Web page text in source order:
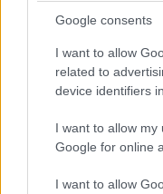
Google consents
I want to allow
related to
device identifiers
I want to allow
Google for online
I want to allow
Ennek a srácnak